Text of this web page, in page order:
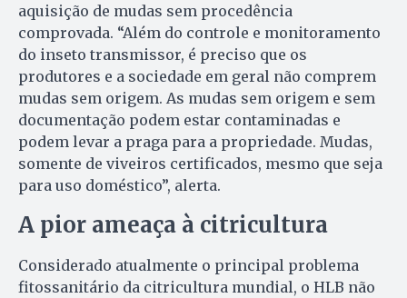
aquisição de mudas sem procedência
comprovada. “Além do controle e monitoramento
do inseto transmissor, é preciso que os
produtores e a sociedade em geral não comprem
mudas sem origem. As mudas sem origem e sem
documentação podem estar contaminadas e
podem levar a praga para a propriedade. Mudas,
somente de viveiros certificados, mesmo que seja
para uso doméstico”, alerta.
A pior ameaça à citricultura
Considerado atualmente o principal problema
fitossanitário da citricultura mundial, o HLB não